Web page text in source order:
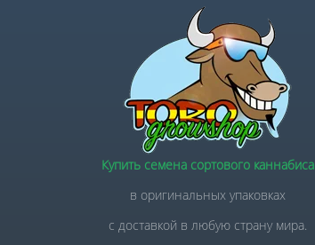
Купить семена сортового каннабиса
в оригинальных упаковках
с доставкой в любую страну мира.